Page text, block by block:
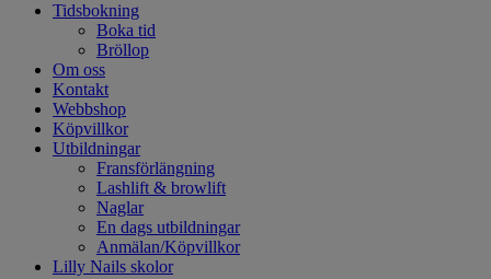
Tidsbokning
Boka tid
Bröllop
Om oss
Kontakt
Webbshop
Köpvillkor
Utbildningar
Fransförlängning
Lashlift & browlift
Naglar
En dags utbildningar
Anmälan/Köpvillkor
Lilly Nails skolor